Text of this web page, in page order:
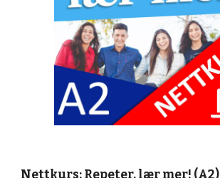
Nettkurs: Repeter, lær mer! (A2)